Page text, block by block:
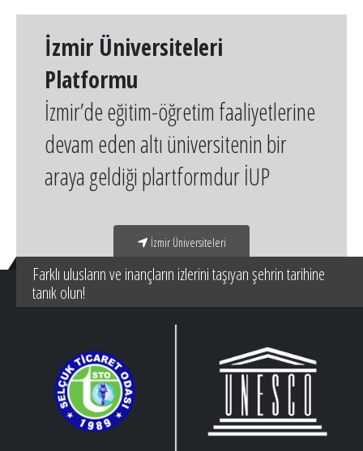
İzmir Üniversiteleri
Platformu
İzmir’de eğitim-öğretim faaliyetlerine
devam eden altı üniversitenin bir
araya geldiği plartformdur İUP
İzmir Üniversiteleri
Farklı ulusların ve inançların izlerini taşıyan şehrin tarihine
tanık olun!